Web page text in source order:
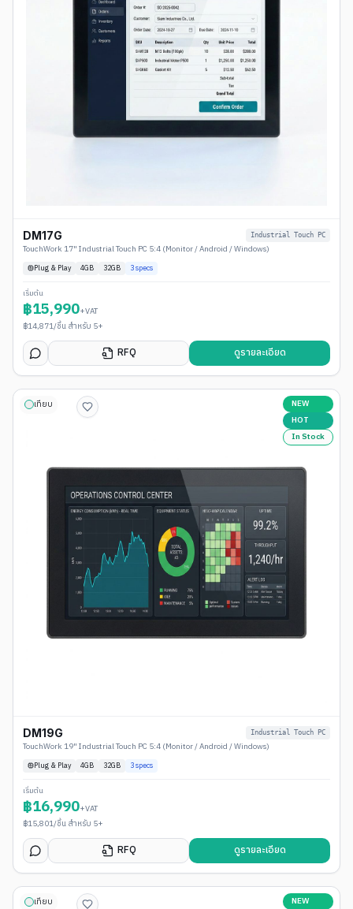
DM17G Industrial Touch PC
TouchWork 17" Industrial Touch PC 5:4 (Monitor / Android / Windows)
Plug & Play 4GB 32GB 3specs
เริ่มต้น
฿15,990+VAT
฿14,871/ชิ้น สำหรับ 5+
RFQ ดูรายละเอียด
เทียบ
NEW
HOT
In Stock
DM19G Industrial Touch PC
TouchWork 19" Industrial Touch PC 5:4 (Monitor / Android / Windows)
Plug & Play 4GB 32GB 3specs
เริ่มต้น
฿16,990+VAT
฿15,801/ชิ้น สำหรับ 5+
RFQ ดูรายละเอียด
เทียบ
NEW